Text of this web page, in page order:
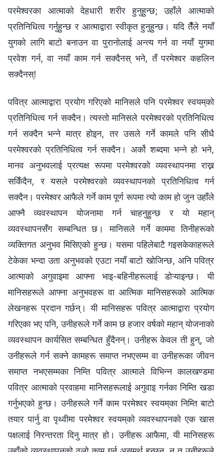
परमेश्‍वरका आत्माको देहधारी शरीर हुनुहुन्छ; उहाँले आत्माको
प्रतिनिधित्व गर्नुहुन्छ र आत्माद्वारा स्वीकृत हुनुहुन्छ। यदि तैँले नयाँ
युगको लागि बाटो बनाउन वा पुरानोलाई अन्त्य गर्न वा नयाँ युगमा
प्रवेश गर्न, वा नयाँ काम गर्न सक्दैनस् भने, तँ परमेश्‍वर कहलिन
सक्दैनस्!
पवित्र आत्माद्वारा प्रयोग गरिएको मानिसले पनि परमेश्‍वर स्वयम्‌को
प्रतिनिधित्व गर्न सक्दैन। त्यस्तो मानिसले परमेश्‍वरको प्रतिनिधित्व
गर्न सक्दैन भन्‍ने मात्र होइन, तर उसले गर्ने कामले पनि सीधै
परमेश्‍वरको प्रतिनिधित्व गर्न सक्दैन। अर्को शब्दमा भन्‍ने हो भने,
मानव अनुभवलाई प्रत्यक्ष रूपमा परमेश्‍वरको व्यवस्थापनमा राख्न
सकिँदैन, र यसले परमेश्‍वरको व्यवस्थापनको प्रतिनिधित्व गर्न
सक्दैन। परमेश्‍वर आफैले गर्ने काम पूर्ण रूपमा त्यो काम हो जुन उहाँले
आफ्नै व्यवस्थापन योजनामा गर्न चाहनुहुन्छ र यो महान्
व्यवस्थापनसँग सम्बन्धित छ। मानिसले गर्ने काममा तिनीहरूको
व्यक्तिगत अनुभव मिसिएको हुन्छ। यसमा पहिलेबाटै गइसकेकाहरूले
टेकेका भन्दा उता अनुभवको एउटा नयाँ बाटो खोजिन्छ, अनि पवित्र
आत्माको अगुवाइमा आफ्ना भाइ-बहिनीहरूलाई डोऱ्याइन्छ। यी
मानिसहरूले आफ्ना अनुभवहरू वा आत्मिक मानिसहरूको आत्मिक
लेखनहरू प्रदान गर्छन्। यी मानिसहरू पवित्र आत्माद्वारा प्रयोग
गरिएका भए पनि, उनीहरूले गर्ने काम छ हजार वर्षको महान् योजनाको
व्यवस्थापन कार्यसित सम्बन्धित हुँदैनन्। उनीहरू केवल ती हुन्, जो
उनीहरूले गर्न सक्ने कामहरू समाप्त नभएसम्म वा उनीहरूका जीवन
समाप्त नभएसम्मका निम्ति पवित्र आत्माले विभिन्न कालखण्डमा
पवित्र आत्माको प्रवाहमा मानिसहरूलाई अगुवाइ गर्नका निम्ति खडा
गर्नुभएको हुन्छ। उनीहरूले गर्ने काम परमेश्‍वर स्वयम्‌का निम्ति बाटो
तयार पार्नु वा पृथ्वीमा परमेश्‍वर स्‍वयम्‌को व्यवस्थापनको एक खास
पक्षलाई निरन्तरता दिनु मात्र हो। उनीहरू आफैमा, यी मानिसहरू